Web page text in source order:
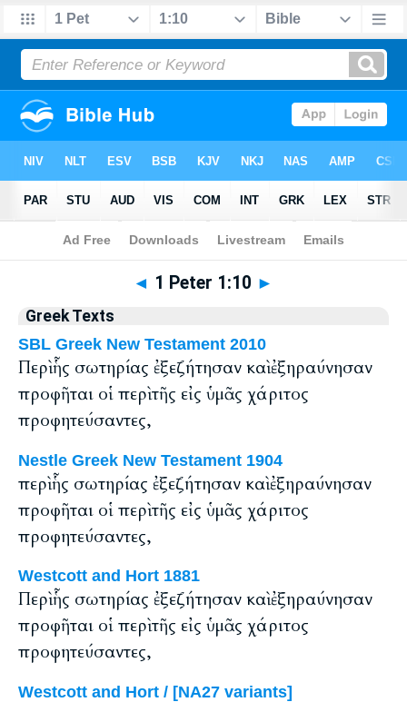
Bible >Greek > 1 Peter 1:10
◄ 1 Peter 1:10 ►
Greek Texts
SBL Greek New Testament 2010
Περὶ ἧς σωτηρίας ἐξεζήτησαν καὶ ἐξηραύνησαν
προφῆται οἱ περὶ τῆς εἰς ὑμᾶς χάριτος
προφητεύσαντες,
Nestle Greek New Testament 1904
περὶ ἧς σωτηρίας ἐξεζήτησαν καὶ ἐξηραύνησαν
προφῆται οἱ περὶ τῆς εἰς ὑμᾶς χάριτος
προφητεύσαντες,
Westcott and Hort 1881
Περὶ ἧς σωτηρίας ἐξεζήτησαν καὶ ἐξηραύνησαν
προφῆται οἱ περὶ τῆς εἰς ὑμᾶς χάριτος
προφητεύσαντες,
Westcott and Hort / [NA27 variants]